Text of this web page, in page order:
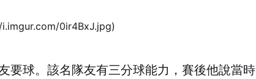
0ir4BxJ.jpg)
要球。該名隊友有三分球能力，賽後他說當時